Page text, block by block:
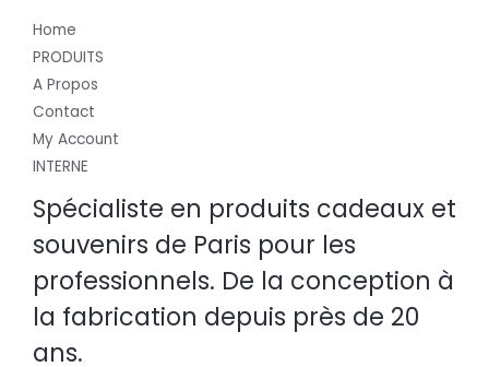
Home
PRODUITS
A Propos
Contact
My Account
INTERNE
Spécialiste en produits cadeaux et
souvenirs de Paris pour les
professionnels. De la conception à
la fabrication depuis près de 20
ans.